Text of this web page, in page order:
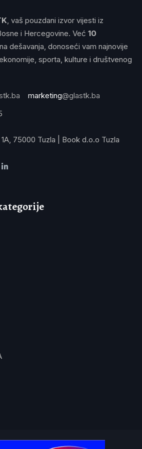
, vaš pouzdani izvor vijesti iz
i Hercegovine. Već 10
dešavanja, donoseći vam najnovije
sporta, kulture i društvenog
marketing@glastk.ba
75000 Tuzla | Book d.o.o Tuzla